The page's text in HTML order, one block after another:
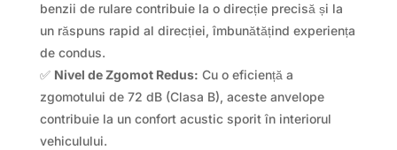
benzii de rulare contribuie la o direcție precisă și la
un răspuns rapid al direcției, îmbunătățind experiența
de condus.
✅ Nivel de Zgomot Redus: Cu o eficiență a
zgomotului de 72 dB (Clasa B), aceste anvelope
contribuie la un confort acustic sporit în interiorul
vehiculului.